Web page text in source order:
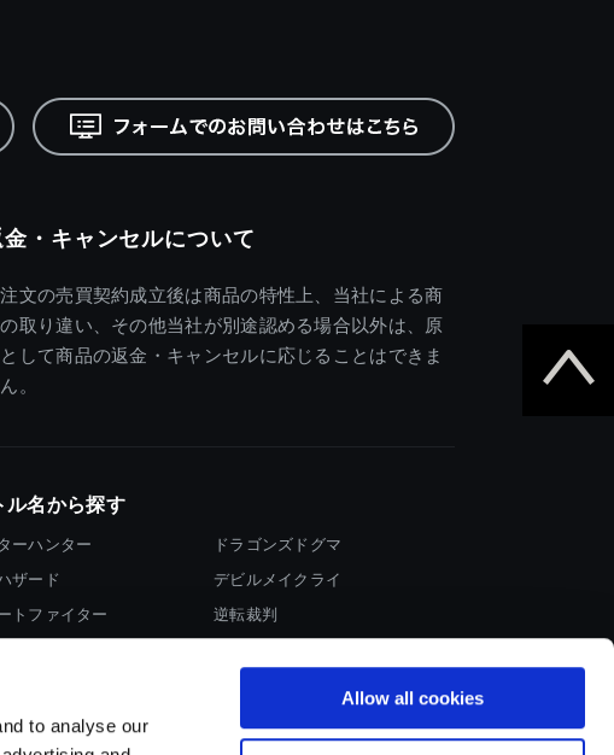
to analyse our
Allow all cookies
金・キャンセルについて
文の売買契約成立後は商品の特性上、当社による商
取り違い、その他当社が別途認める場合以外は、原
して商品の返金・キャンセルに応じることはできま
。
ル名から探す
ーハンター
ザード
トファイター
ドラゴンズドグマ
デビルメイクライ
逆転裁判